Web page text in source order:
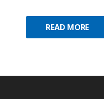
READ MORE